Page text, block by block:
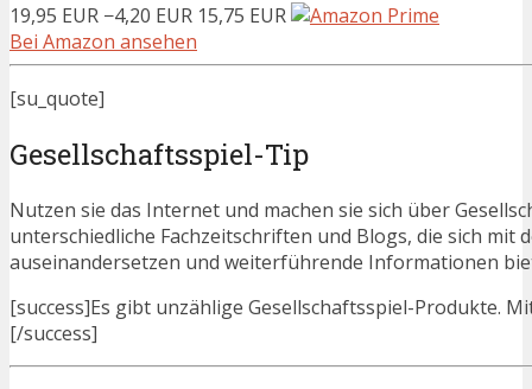
19,95 EUR −4,20 EUR 15,75 EUR
Bei Amazon ansehen
[su_quote]
Gesellschaftsspiel-Tip
Nutzen sie das Internet und machen sie sich über
unterschiedliche Fachzeitschriften und Blogs, die sich mit
auseinandersetzen und weiterführende Informationen
[success]Es gibt unzählige Gesellschaftsspiel-Produkte.
[/success]